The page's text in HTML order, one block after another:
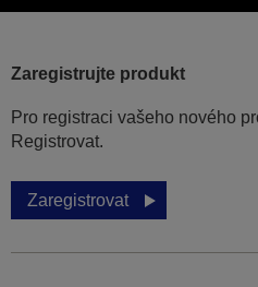
Zaregistrujte produkt
Pro registraci vašeho nového
Registrovat.
Zaregistrovat